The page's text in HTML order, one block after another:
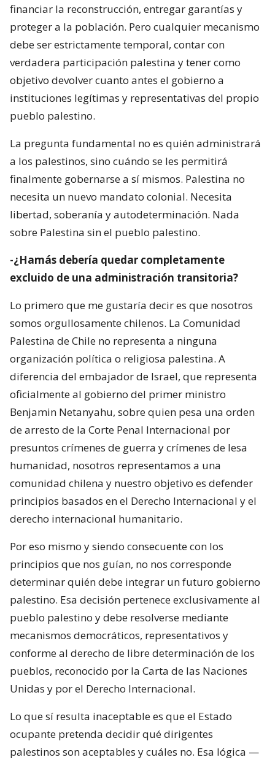
financiar la reconstrucción, entregar garantías y
proteger a la población. Pero cualquier mecanismo
debe ser estrictamente temporal, contar con
verdadera participación palestina y tener como
objetivo devolver cuanto antes el gobierno a
instituciones legítimas y representativas del propio
pueblo palestino.
La pregunta fundamental no es quién administrará
a los palestinos, sino cuándo se les permitirá
finalmente gobernarse a sí mismos. Palestina no
necesita un nuevo mandato colonial. Necesita
libertad, soberanía y autodeterminación. Nada
sobre Palestina sin el pueblo palestino.
-¿Hamás debería quedar completamente
excluido de una administración transitoria?
Lo primero que me gustaría decir es que nosotros
somos orgullosamente chilenos. La Comunidad
Palestina de Chile no representa a ninguna
organización política o religiosa palestina. A
diferencia del embajador de Israel, que representa
oficialmente al gobierno del primer ministro
Benjamin Netanyahu, sobre quien pesa una orden
de arresto de la Corte Penal Internacional por
presuntos crímenes de guerra y crímenes de lesa
humanidad, nosotros representamos a una
comunidad chilena y nuestro objetivo es defender
principios basados en el Derecho Internacional y el
derecho internacional humanitario.
Por eso mismo y siendo consecuente con los
principios que nos guían, no nos corresponde
determinar quién debe integrar un futuro gobierno
palestino. Esa decisión pertenece exclusivamente al
pueblo palestino y debe resolverse mediante
mecanismos democráticos, representativos y
conforme al derecho de libre determinación de los
pueblos, reconocido por la Carta de las Naciones
Unidas y por el Derecho Internacional.
Lo que sí resulta inaceptable es que el Estado
ocupante pretenda decidir qué dirigentes
palestinos son aceptables y cuáles no. Esa lógica —